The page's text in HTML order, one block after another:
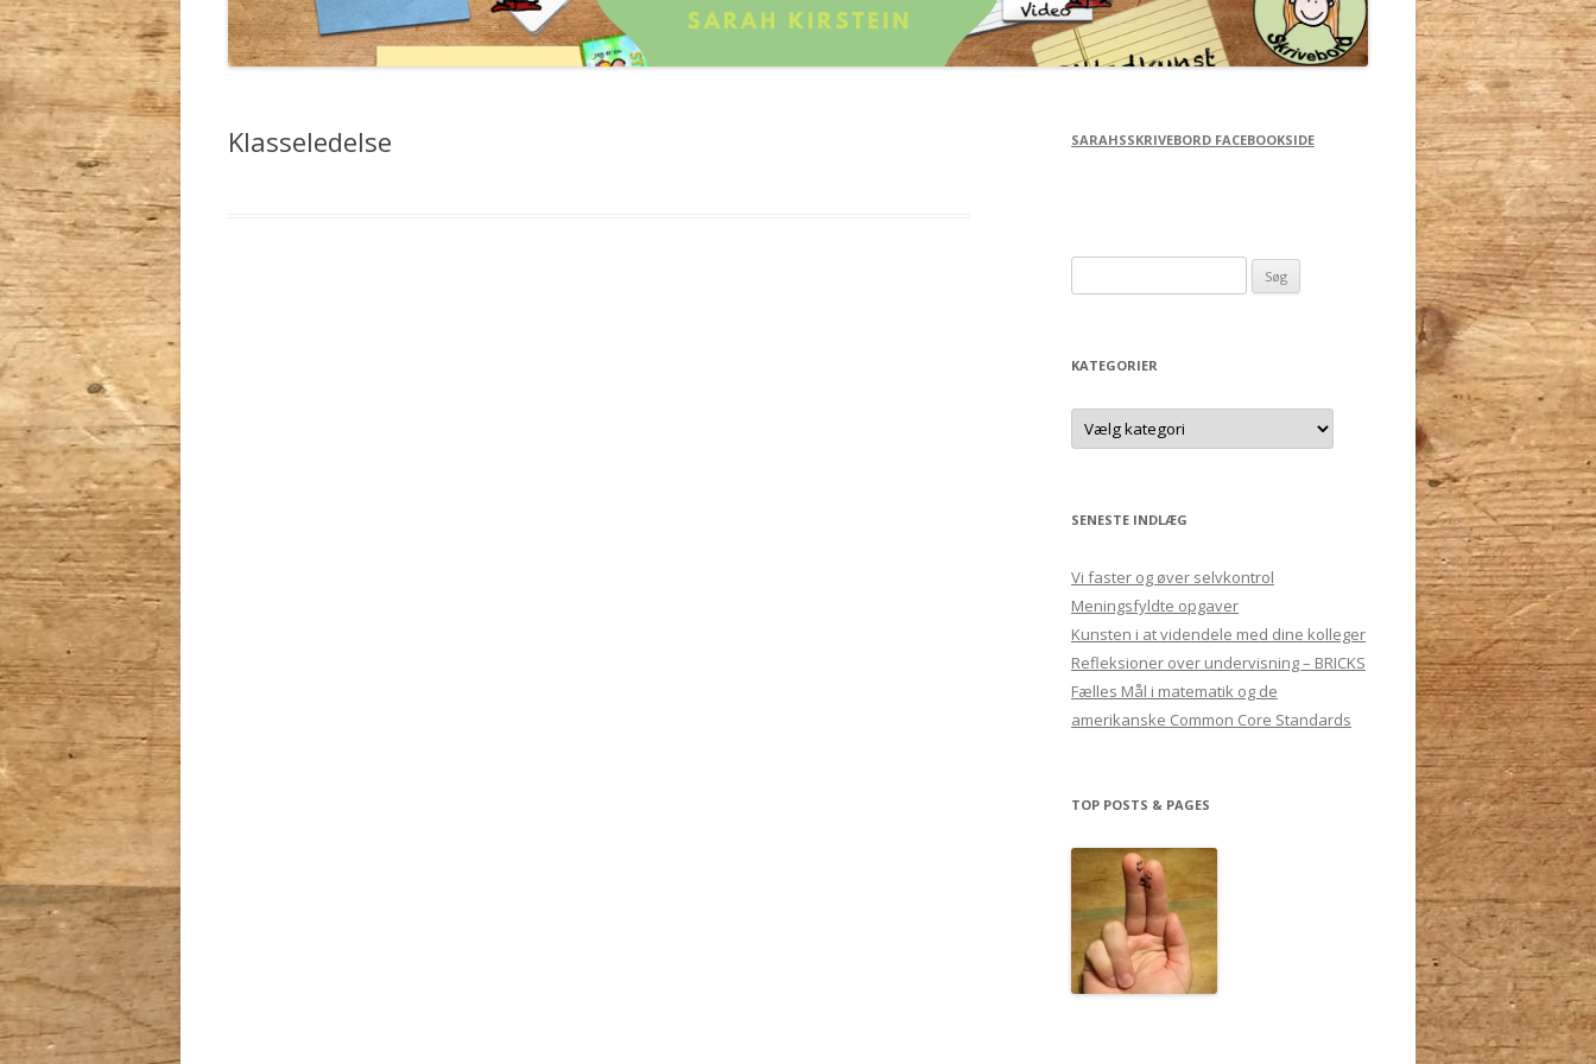
MATEMATIK AKTIVITET
Klasseledelse SARAHSSKRIVEBORD FACEBOOKSIDE
efter:
KATEGORIER
Kategorier
SENESTE INDLÆG
Vi faster og øver selvkontrol
Meningsfyldte opgaver
Kunsten i at videndele med dine kolleger
Refleksioner over undervisning – BRICKS
Fælles Mål i matematik og de
amerikanske Common Core Standards
TOP POSTS & PAGES